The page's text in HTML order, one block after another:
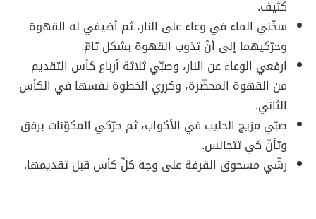
كثيف.
سخّني الماء في وعاء على النار، ثم أضيفي له القهوة
وحرّكيهما إلى أنْ تذوب القهوة بشكل تامّ.
ارفعي الوعاء عن النار، وصبّي ثلاثة أرباع كأس التقديم
من القهوة المحضّرة، وكرري الخطوة نفسها في الكأس
الثاني.
صبّي مزيج الحليب في الأكواب، ثم حرّكي المكوّنات برفق
وتأنّ كي تتجانس.
رشّي مسحوق القرفة على وجه كلِّ كأس قبل تقديمها.